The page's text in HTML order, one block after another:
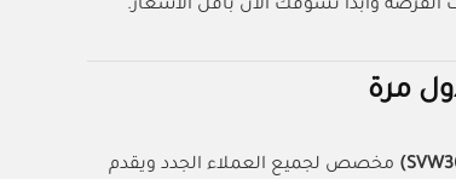
وابدأ تسوقك الآن بأقل الأسعار.
مرة
مخصص لجميع العملاء الجدد ويقدم